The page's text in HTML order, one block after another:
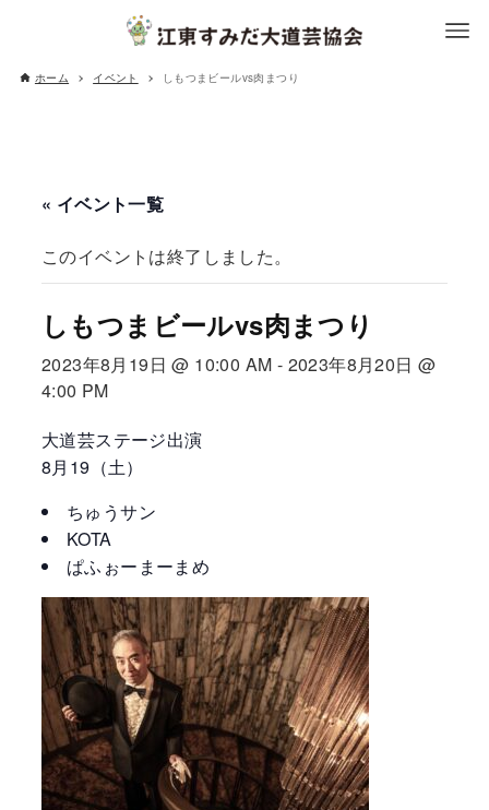
ホーム イベント しもつまビールvs肉まつり
« イベント一覧
このイベントは終了しました。
しもつまビールvs肉まつり
2023年8月19日 @ 10:00 AM - 2023年8月20日 @
4:00 PM
大道芸ステージ出演
8月19（土）
ちゅうサン
KOTA
ぱふぉーまーまめ